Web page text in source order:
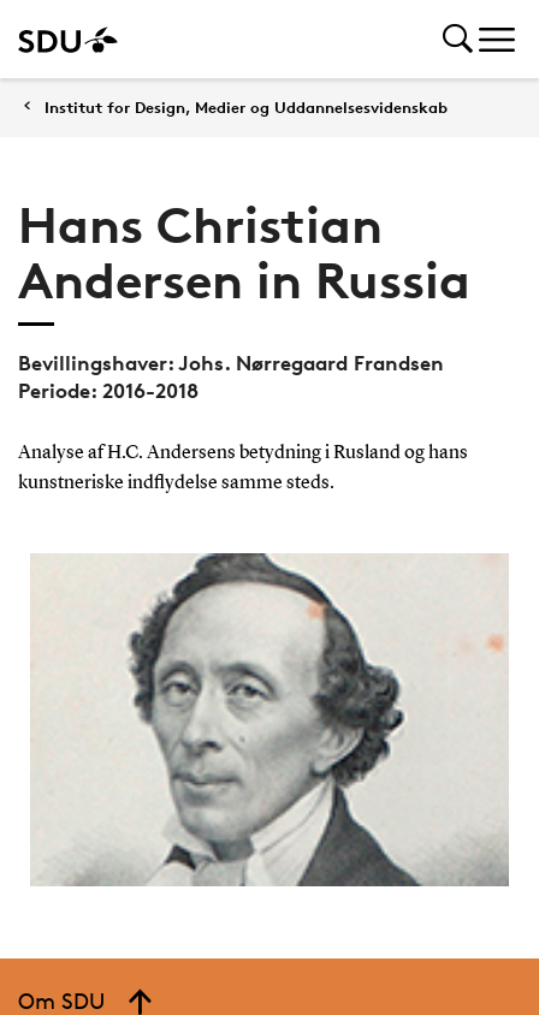
Institut for Design, Medier og Uddannelsesvidenskab
Hans Christian
Andersen in Russia
Bevillingshaver: Johs. Nørregaard Frandsen
Periode: 2016-2018
Analyse af H.C. Andersens betydning i Rusland og hans
kunstneriske indflydelse samme steds.
Om SDU